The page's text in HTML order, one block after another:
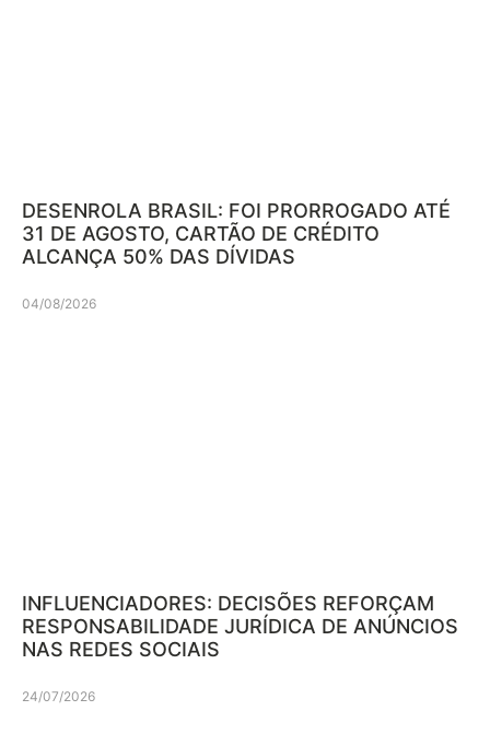
DESENROLA BRASIL: FOI PRORROGADO ATÉ
31 DE AGOSTO, CARTÃO DE CRÉDITO
ALCANÇA 50% DAS DÍVIDAS
04/08/2026
INFLUENCIADORES: DECISÕES REFORÇAM
RESPONSABILIDADE JURÍDICA DE ANÚNCIOS
NAS REDES SOCIAIS
24/07/2026